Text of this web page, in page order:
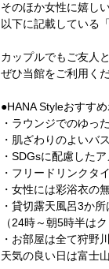
そのほか女性に嬉し
以下に記載している
カップルでもご友人
ぜひ当館をご利用くだ
●HANA Styleおすす
・ラウンジでのゆっ
・肌ざわりのよいバ
・SDGsに配慮した
・フリードリンクタ
・女性には彩浴衣の
・貸切露天風呂3か
（24時～朝5時半はク
・お部屋は全て狩野
天気の良い日は富士